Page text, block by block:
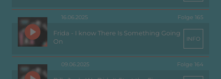
16.06.2025 Folge 165
Frida - I know There Is Something Going
On
INFO
09.06.2025 Folge 164